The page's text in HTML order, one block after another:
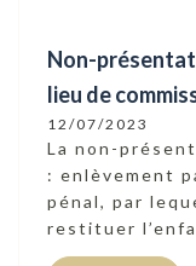
Non-
lieu de
12/07/2023
La non-
: enlèvement
pénal, par
restituer